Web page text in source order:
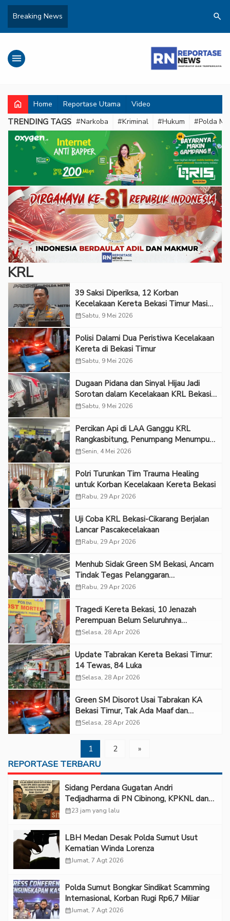
Breaking News search
menu
home Home Reportase Utama Video
TRENDING TAGS #Narkoba #Kriminal #Hukum #Polda
KRL
39 Saksi Diperiksa, 12 Korban
Kecelakaan Kereta Bekasi Timur Masih
Dirawat di RS
calendar_monthSabtu, 9 Mei 2026
Polisi Dalami Dua Peristiwa Kecelakaan
Kereta di Bekasi Timur
calendar_monthSabtu, 9 Mei 2026
Dugaan Pidana dan Sinyal Hijau Jadi
Sorotan dalam Kecelakaan KRL Bekasi
Timur
calendar_monthSabtu, 9 Mei 2026
Percikan Api di LAA Ganggu KRL
Rangkasbitung, Penumpang Menumpuk
di Tanah Abang
calendar_monthSenin, 4 Mei 2026
Polri Turunkan Tim Trauma Healing
untuk Korban Kecelakaan Kereta Bekasi
calendar_monthRabu, 29 Apr 2026
Uji Coba KRL Bekasi-Cikarang Berjalan
Lancar Pascakecelakaan
calendar_monthRabu, 29 Apr 2026
Menhub Sidak Green SM Bekasi, Ancam
Tindak Tegas Pelanggaran
Keselamatan
calendar_monthRabu, 29 Apr 2026
Tragedi Kereta Bekasi, 10 Jenazah
Perempuan Belum Seluruhnya
Teridentifikasi di RS Polri
calendar_monthSelasa, 28 Apr 2026
Update Tabrakan Kereta Bekasi Timur:
14 Tewas, 84 Luka
calendar_monthSelasa, 28 Apr 2026
Green SM Disorot Usai Tabrakan KA
Bekasi Timur, Tak Ada Maaf dan
Belasungkawa
calendar_monthSelasa, 28 Apr 2026
1 2 »
REPORTASE TERBARU
Sidang Perdana Gugatan Andri
Tedjadharma di PN Cibinong, KPKNL dan
PUPN Mangkir
calendar_month23 jam yang lalu
LBH Medan Desak Polda Sumut Usut
Kematian Winda Lorenza
calendar_monthJumat, 7 Agt 2026
Polda Sumut Bongkar Sindikat Scamming
Internasional, Korban Rugi Rp6,7 Miliar
calendar_monthJumat, 7 Agt 2026